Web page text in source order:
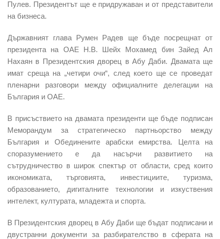
Пулев. Президентът ще е придружаван и от представители
на бизнеса.
Държавният глава Румен Радев ще бъде посрещнат от
президента на ОАЕ Н.В. Шейх Мохамед бин Зайед Ал
Нахаян в Президентския дворец в Абу Даби. Двамата ще
имат среща на „четири очи“, след което ще се проведат
пленарни разговори между официалните делегации на
България и ОАЕ.
В присъствието на двамата президенти ще бъде подписан
Меморандум за стратегическо партньорство между
България и Обединените арабски емирства. Целта на
споразумението е да насърчи развитието на
сътрудничество в широк спектър от области, сред които
икономиката, търговията, инвестициите, туризма,
образованието, дигиталните технологии и изкуствения
интелект, културата, младежта и спорта.
В Президентския дворец в Абу Даби ще бъдат подписани и
двустранни документи за разбирателство в сферата на